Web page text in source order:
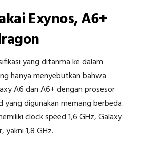
Exynos, A6+
yang ditanma ke dalam
hanya menyebutkan bahwa
A6 dan A6+ dengan prosesor
yang digunakan memang berbeda.
clock speed 1,6 GHz, Galaxy
yakni 1,8 GHz.